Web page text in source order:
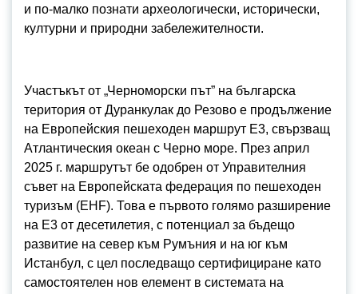
и по-малко познати археологически, исторически,
културни и природни забележителности.
Участъкът от „Черноморски път” на българска
територия от Дуранкулак до Резово е продължение
на Европейския пешеходен маршрут E3, свързващ
Атлантическия океан с Черно море. През април
2025 г. маршрутът бе одобрен от Управителния
съвет на Европейската федерация по пешеходен
туризъм (EHF). Това е първото голямо разширение
на E3 от десетилетия, с потенциал за бъдещо
развитие на север към Румъния и на юг към
Истанбул, с цел последващо сертифициране като
самостоятелен нов елемент в системата на